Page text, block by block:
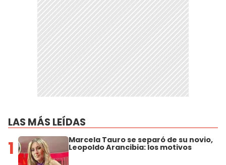
LAS MÁS LEÍDAS
1 Marcela Tauro se separó de su novio,
Leopoldo Arancibia: los motivos